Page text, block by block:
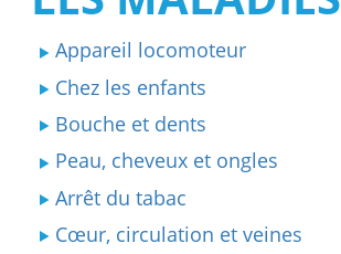
Appareil locomoteur
Chez les enfants
Bouche et dents
Peau, cheveux et ongles
Arrêt du tabac
Cœur, circulation et veines